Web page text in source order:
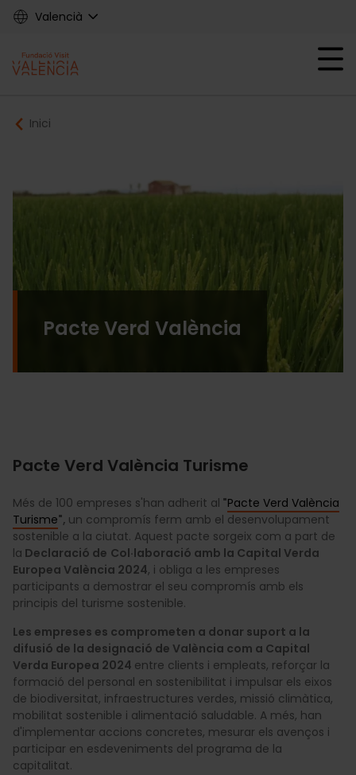
Skip
content
Valencià
Main
navigation
Mobile menu
Breadcrumb
Inici
Pacte Verd València
Pacte Verd València Turisme
Més de 100 empreses s'han adherit al "Pacte Verd València
Turisme", un compromís ferm amb el desenvolupament
sostenible a la ciutat. Aquest pacte sorgeix com a part de
la Declaració de Col·laboració amb la Capital Verda
Europea València 2024, i obliga a les empreses
participants a demostrar el seu compromís amb els
principis del turisme sostenible.
Les empreses es comprometen a donar suport a la
difusió de la designació de València com a Capital
Verda Europea 2024 entre clients i empleats, reforçar la
formació del personal en sostenibilitat i impulsar els eixos
de biodiversitat, infraestructures verdes, missió climàtica,
mobilitat sostenible i alimentació saludable. A més, han
d'implementar accions concretes, mesurar els avenços i
participar en esdeveniments del programa de la
capitalitat.